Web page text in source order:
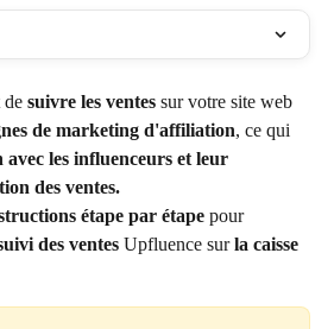
de suivre les ventes sur votre site web
de marketing d'affiliation, ce qui
les influenceurs et leur
des ventes.
étape par étape pour
des ventes Upfluence sur la caisse